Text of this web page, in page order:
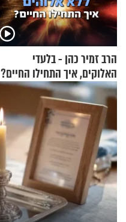
הרב זמיר כהן - בלעדי
האלוקים, איך התחילו החיים?